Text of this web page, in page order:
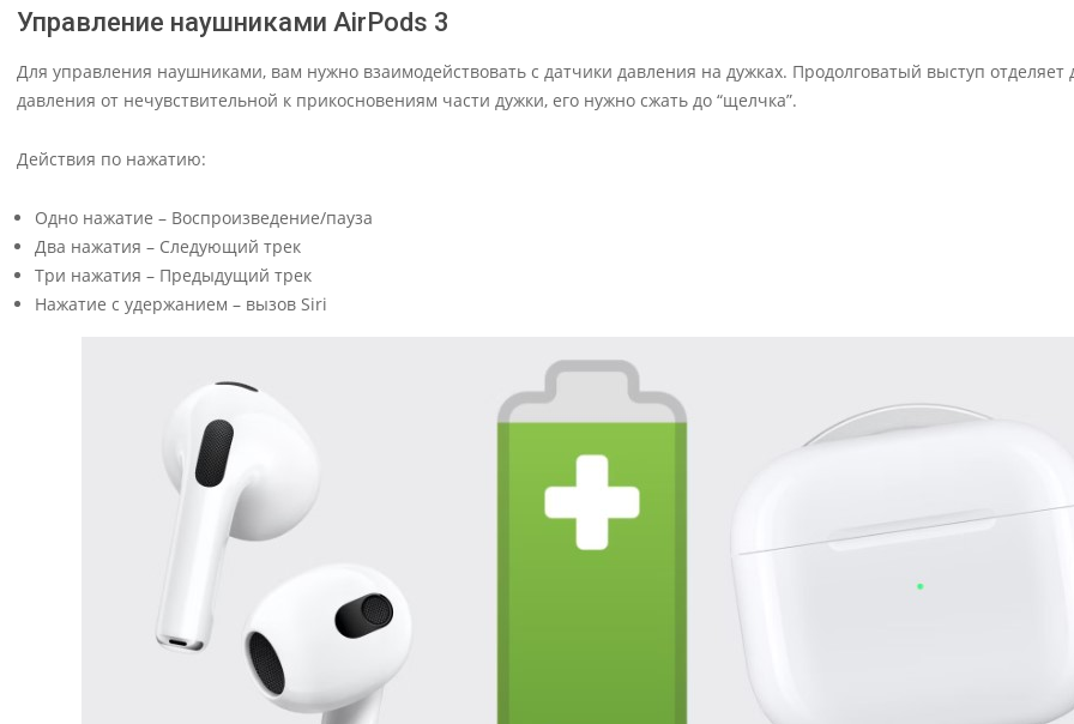
Управление наушниками AirPods 3
Для управления наушниками, вам нужно взаимодействовать с датчики давления на дужках. Продолговатый выступ отделяет
давления от нечувствительной к прикосновениям части дужки, его нужно сжать до “щелчка”.
Действия по нажатию:
Одно нажатие – Воспроизведение/пауза
Два нажатия – Следующий трек
Три нажатия – Предыдущий трек
Нажатие с удержанием – вызов Siri